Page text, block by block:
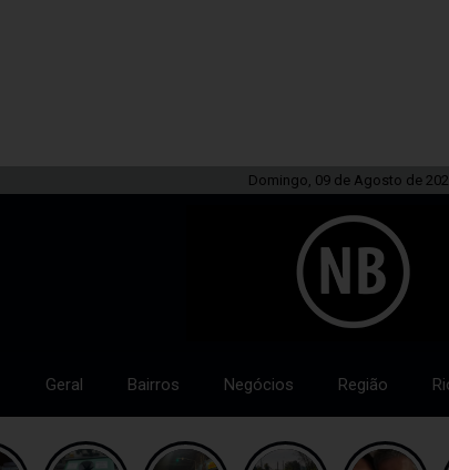
Domingo, 09 de Agosto de
Geral Bairros Negócios Região